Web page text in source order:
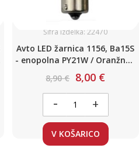
Šifra izdelka: 22470
Avto LED žarnica 1156, Ba15S
- enopolna PY21W / Oranžna /
21 LED / 8W / 12-24V / Canbus
8,90 € 8,00 €
- +
V KOŠARICO